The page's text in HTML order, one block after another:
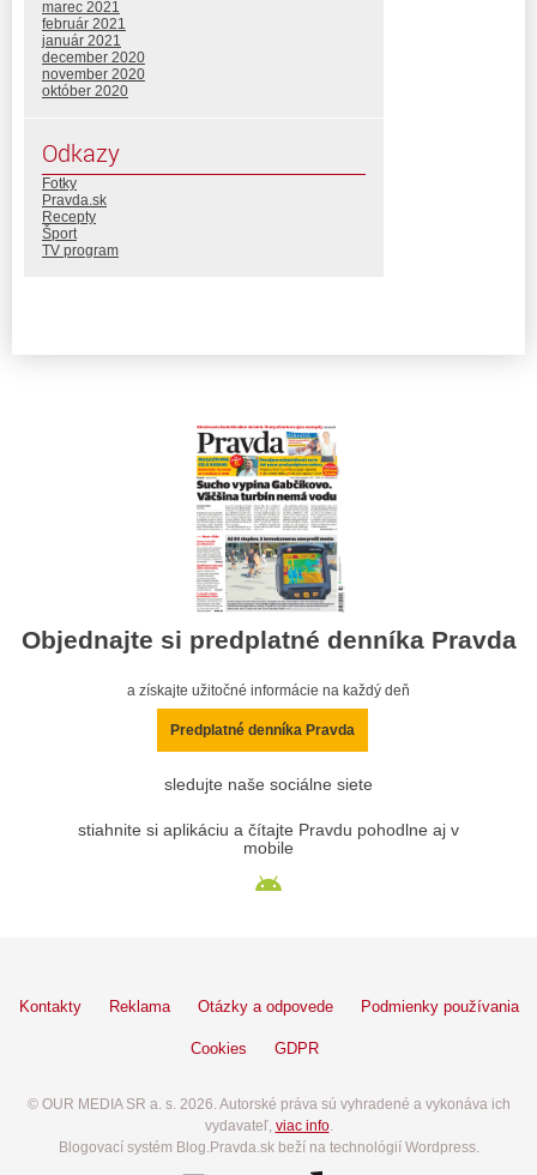
marec 2021
február 2021
január 2021
december 2020
november 2020
október 2020
Odkazy
Fotky
Pravda.sk
Recepty
Šport
TV program
Objednajte si predplatné denníka Pravda
a získajte užitočné informácie na každý deň
Predplatné denníka Pravda
sledujte naše sociálne siete
stiahnite si aplikáciu a čítajte Pravdu pohodlne aj v
mobile
Kontakty Reklama Otázky a odpovede Podmienky používania
Cookies GDPR
© OUR MEDIA SR a. s. 2026. Autorské práva sú vyhradené a vykonáva ich
vydavateľ, viac info.
Blogovací systém Blog.Pravda.sk beží na technológií Wordpress.